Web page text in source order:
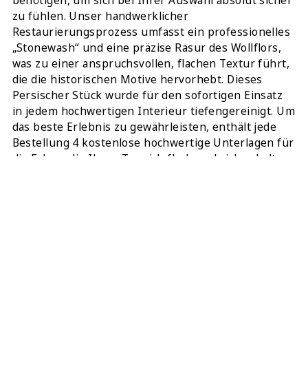
zu fühlen. Unser handwerklicher
Restaurierungsprozess umfasst ein professionelles
„Stonewash“ und eine präzise Rasur des Wollflors,
was zu einer anspruchsvollen, flachen Textur führt,
die die historischen Motive hervorhebt. Dieses
Persischer Stück wurde für den sofortigen Einsatz
in jedem hochwertigen Interieur tiefengereinigt. Um
das beste Erlebnis zu gewährleisten, enthält jede
Bestellung 4 kostenlose hochwertige Unterlagen für
die Ecken, die Ihren Teppich flach und sicher halten.